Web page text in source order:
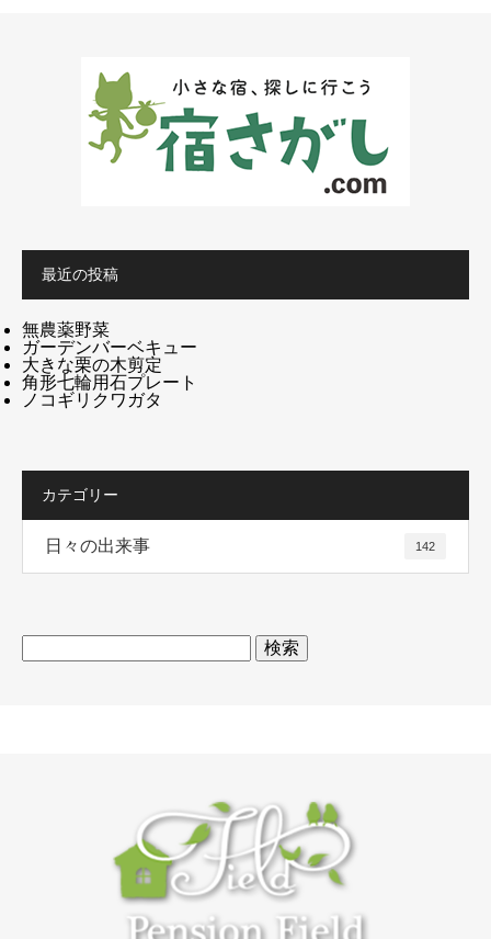
最近の投稿
無農薬野菜
ガーデンバーベキュー
大きな栗の木剪定
角形七輪用石プレート
ノコギリクワガタ
カテゴリー
日々の出来事 142
検
索: